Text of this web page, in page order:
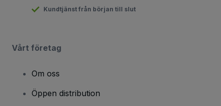
Kundtjänst från början till slut
Vårt företag
Om oss
Öppen distribution